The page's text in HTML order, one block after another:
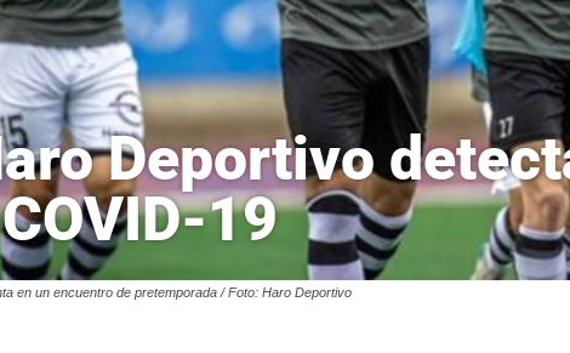
Deportivo
19
en un encuentro de pretemporada / Foto: Haro Deportivo